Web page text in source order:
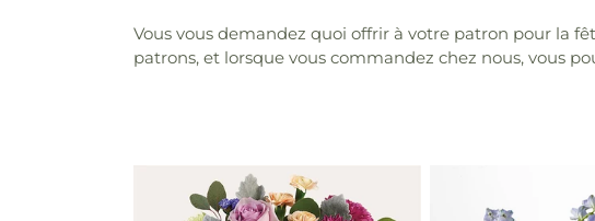
Vous vous demandez quoi offrir à votre patron pour la
patrons, et lorsque vous commandez chez nous, vous